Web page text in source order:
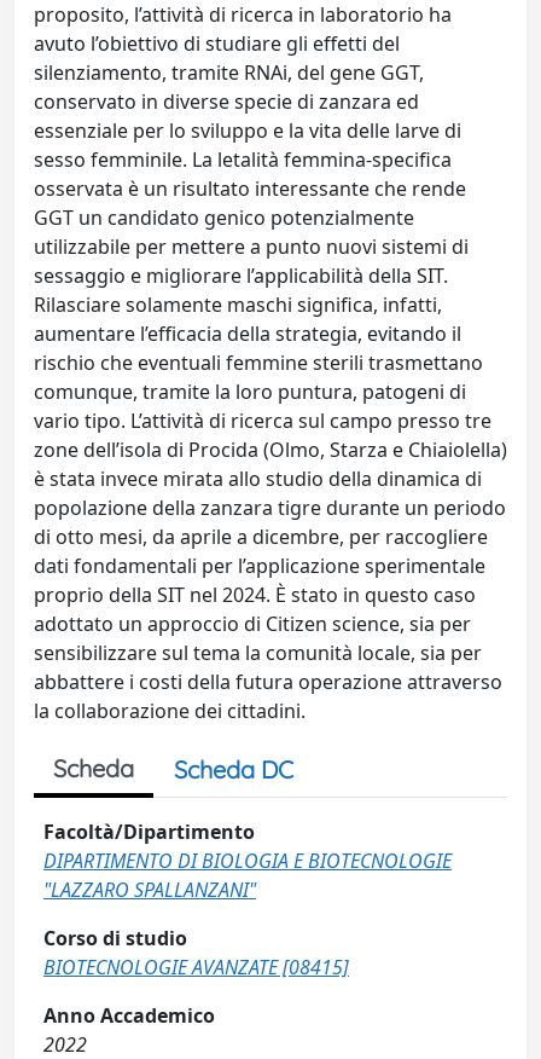
proposito, l’attività di ricerca in laboratorio ha
avuto l’obiettivo di studiare gli effetti del
silenziamento, tramite RNAi, del gene GGT,
conservato in diverse specie di zanzara ed
essenziale per lo sviluppo e la vita delle larve di
sesso femminile. La letalità femmina-specifica
osservata è un risultato interessante che rende
GGT un candidato genico potenzialmente
utilizzabile per mettere a punto nuovi sistemi di
sessaggio e migliorare l’applicabilità della SIT.
Rilasciare solamente maschi significa, infatti,
aumentare l’efficacia della strategia, evitando il
rischio che eventuali femmine sterili trasmettano
comunque, tramite la loro puntura, patogeni di
vario tipo. L’attività di ricerca sul campo presso tre
zone dell’isola di Procida (Olmo, Starza e Chiaiolella)
è stata invece mirata allo studio della dinamica di
popolazione della zanzara tigre durante un periodo
di otto mesi, da aprile a dicembre, per raccogliere
dati fondamentali per l’applicazione sperimentale
proprio della SIT nel 2024. È stato in questo caso
adottato un approccio di Citizen science, sia per
sensibilizzare sul tema la comunità locale, sia per
abbattere i costi della futura operazione attraverso
la collaborazione dei cittadini.
Scheda Scheda DC
Facoltà/Dipartimento
DIPARTIMENTO DI BIOLOGIA E BIOTECNOLOGIE
"LAZZARO SPALLANZANI"
Corso di studio
BIOTECNOLOGIE AVANZATE [08415]
Anno Accademico
2022